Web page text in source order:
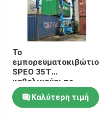
καβαλικεύστε το
Το
εμπορευματοκιβώτιο
SPEO 35T
καβαλικεύει το
φορτηγό μεταφορέων
με τον αυτόματο
διαστολέα
Καλύτερη τιμή